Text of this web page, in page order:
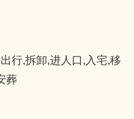
行,拆卸,进人口,入宅,移
葬